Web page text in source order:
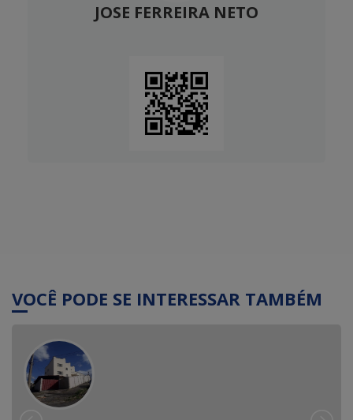
JOSE FERREIRA NETO
VOCÊ PODE SE INTERESSAR TAMBÉM